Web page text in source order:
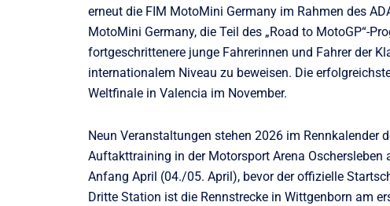
erneut die FIM MotoMini Germany im Rahmen des
MotoMini Germany, die Teil des „Road to MotoGP“-
fortgeschrittenere junge Fahrerinnen und Fahrer der
internationalem Niveau zu beweisen. Die
Weltfinale in Valencia im November.
Neun Veranstaltungen stehen 2026 im Rennkalender
Auftakttraining in der Motorsport Arena
Anfang April (04./05. April), bevor der offizielle
Dritte Station ist die Rennstrecke in Wittgenborn am